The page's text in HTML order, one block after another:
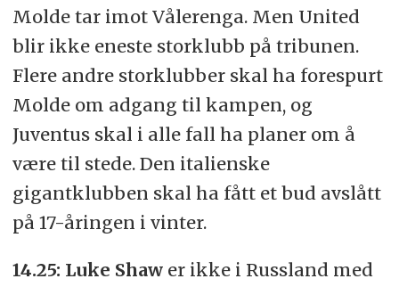
Molde tar imot Vålerenga. Men United
blir ikke eneste storklubb på tribunen.
Flere andre storklubber skal ha forespurt
Molde om adgang til kampen, og
Juventus skal i alle fall ha planer om å
være til stede. Den italienske
gigantklubben skal ha fått et bud avslått
på 17-åringen i vinter.
14.25: Luke Shawer ikke i Russland med